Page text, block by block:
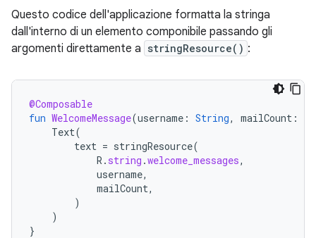
Questo codice dell'applicazione formatta la stringa
dall'interno di un elemento componibile passando gli
argomenti direttamente a stringResource() :
@Composable
fun WelcomeMessage(username : String, mailCount :
Text(
text = stringResource(
R . string .welcome_messages,
username,
mailCount,
)
)
}